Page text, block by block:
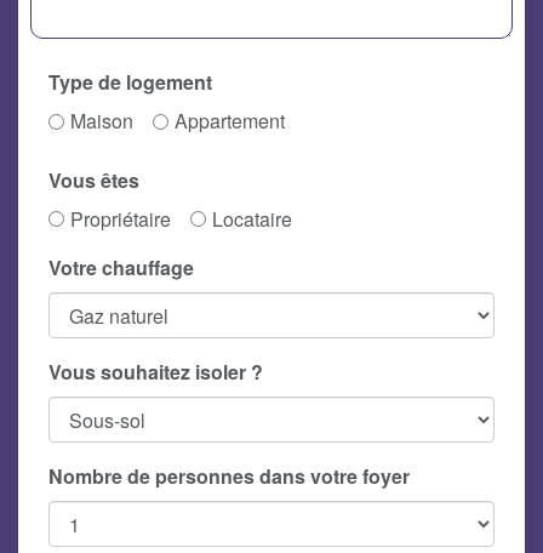
Type de logement
Maison
Appartement
Vous êtes
Propriétaire
Locataire
Votre chauffage
Vous souhaitez isoler ?
Nombre de personnes dans votre foyer